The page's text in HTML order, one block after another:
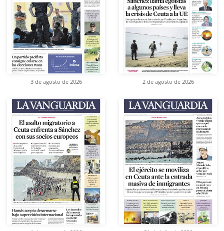
3 de agosto de 2026 2 de agosto de 2026